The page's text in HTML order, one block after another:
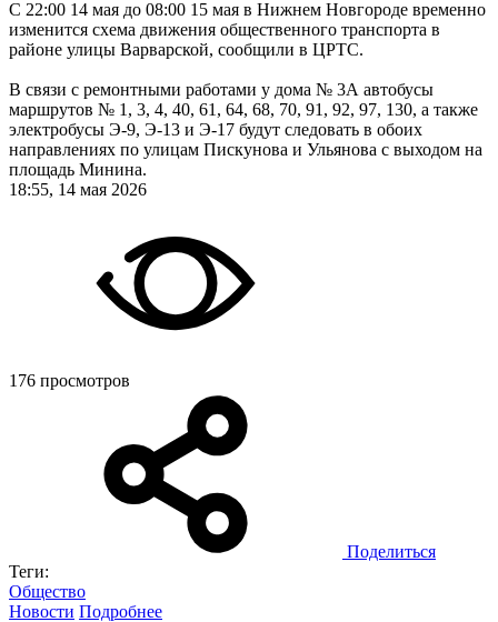
С 22:00 14 мая до 08:00 15 мая в Нижнем Новгороде временно
изменится схема движения общественного транспорта в
районе улицы Варварской, сообщили в ЦРТС.
В связи с ремонтными работами у дома № 3А автобусы
маршрутов № 1, 3, 4, 40, 61, 64, 68, 70, 91, 92, 97, 130, а также
электробусы Э‑9, Э‑13 и Э‑17 будут следовать в обоих
направлениях по улицам Пискунова и Ульянова с выходом на
площадь Минина.
18:55, 14 мая 2026
176 просмотров
Поделиться
Теги:
Общество
Новости Подробнее